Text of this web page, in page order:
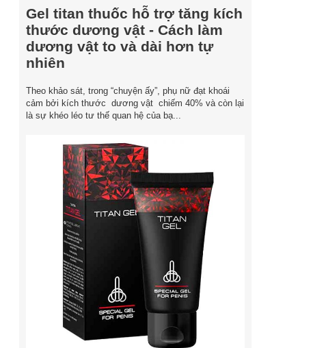
Gel titan thuốc hỗ trợ tăng kích
thước dương vật - Cách làm
dương vật to và dài hơn tự
nhiên
Theo khảo sát, trong “chuyện ấy”, phụ nữ đạt khoái
cảm bởi kích thước dương vật chiếm 40% và còn lại
là sự khéo léo tư thế quan hệ của bạ...